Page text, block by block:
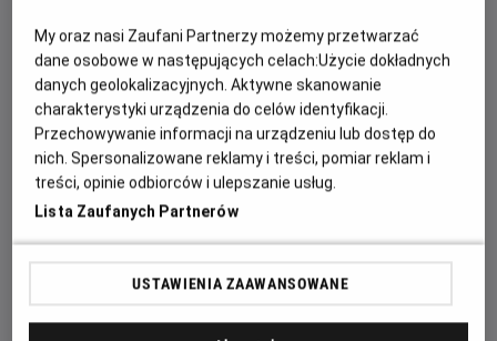
W obliczu narastającego zła kobieta odkrywa przerażającą
prawdę: przysięgi złożone za życia nie tracą mocy nawet
po śmierci.
My oraz nasi Zaufani Partnerzy możemy przetwarzać
dane osobowe w następujących celach:Użycie dokładnych
danych geolokalizacyjnych. Aktywne skanowanie
charakterystyki urządzenia do celów identyfikacji.
Przechowywanie informacji na urządzeniu lub dostęp do
nich. Spersonalizowane reklamy i treści, pomiar reklam i
treści, opinie odbiorców i ulepszanie usług.
Lista Zaufanych Partnerów
USTAWIENIA ZAAWANSOWANE